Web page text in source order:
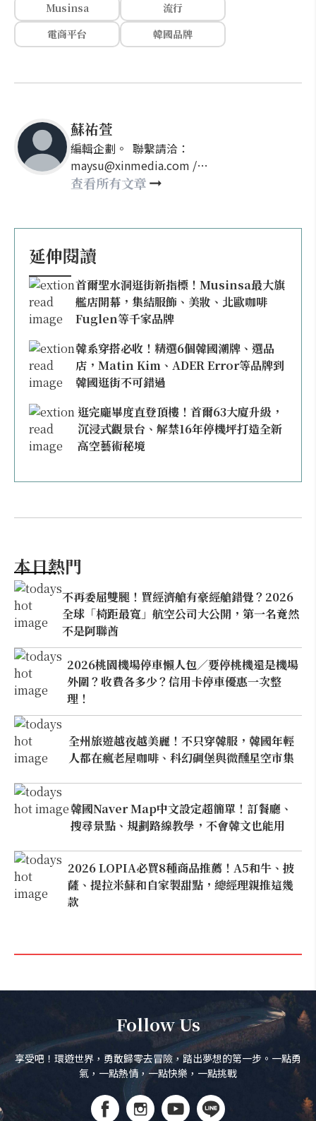
Musinsa
流行
電商平台
韓國品牌
蘇祐萱
編輯企劃。 聯繫請洽：
maysu@xinmedia.com /
may860527@gmail.com
查看所有文章
延伸閱讀
首爾聖水洞逛街新指標！Musinsa最大旗
艦店開幕，集結服飾、美妝、北歐咖啡
Fuglen等千家品牌
韓系穿搭必收！精選6個韓國潮牌、選品
店，Matin Kim、ADER Error等品牌到
韓國逛街不可錯過
逛完龐畢度直登頂樓！首爾63大廈升級，
沉浸式觀景台、解禁16年停機坪打造全新
高空藝術秘境
本日熱門
不再委屈雙腿！買經濟艙有豪經艙錯覺？2026
全球「椅距最寬」航空公司大公開，第一名竟然
不是阿聯酋
2026桃園機場停車懶人包／要停桃機還是機場
外圍？收費各多少？信用卡停車優惠一次整
理！
全州旅遊越夜越美麗！不只穿韓服，韓國年輕
人都在瘋老屋咖啡、科幻碉堡與微醺星空市集
韓國Naver Map中文設定超簡單！訂餐廳、
搜尋景點、規劃路線教學，不會韓文也能用
2026 LOPIA必買8種商品推薦！A5和牛、披
薩、提拉米蘇和自家製甜點，總經理親推這幾
款
Follow Us
享受吧！環遊世界，勇敢歸零去冒險，踏出夢想的第一步。一點勇
氣，一點熱情，一點快樂，一點挑戰